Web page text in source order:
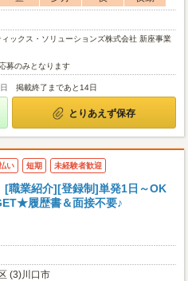
ックス・ソリューションズ株式会社 新座事業
募のみとなります
掲載終了まであと14日
とりあえず保存
い 短期 未経験者歓迎
[職業紹介][登録制]単発1日～OK
履歴書＆面接不要♪
(3)川口市